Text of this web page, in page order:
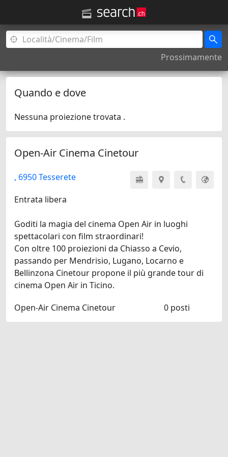
Prossimamente
Quando e dove
Nessuna proiezione trovata .
Open-Air Cinema Cinetour
, 6950 Tesserete
Entrata libera
Goditi la magia del cinema Open Air in luoghi
spettacolari con film straordinari!
Con oltre 100 proiezioni da Chiasso a Cevio,
passando per Mendrisio, Lugano, Locarno e
Bellinzona Cinetour propone il più grande tour di
cinema Open Air in Ticino.
Open-Air Cinema Cinetour
0 posti